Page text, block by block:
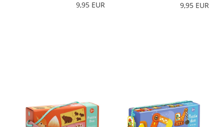
9,95 EUR
9,95 EUR